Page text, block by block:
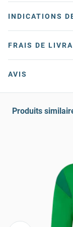
INDICATIONS
FRAIS DE
AVIS
Produits